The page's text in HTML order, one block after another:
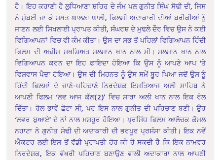
ਹੈ। ਇਹ ਕਹਾਣੀ ਹੈ ਲੁਧਿਆਣਾ ਸ਼ਹਿਰ ਦੇ ਜੰਮ ਪਲ ਗੁਨੀਤ ਸਿੰਘ ਸੋਢੀ ਦੀ, ਜਿਸ
ਨੇ ਮੁੰਬਈ ਜਾ ਕੇ ਸਖ਼ਤ ਘਾਲਣਾ ਘਾਲੀ, ਫ਼ਿਲਮੀ ਅਦਾਕਾਰੀ ਦੀਆਂ ਬਰੀਕੀਆਂ ਨੂੰ
ਜਾਣਨ ਲਈ ਸਿਖਲਾਈ ਪ੍ਰਾਪਤ ਕੀਤੀ, ਸੰਘਰਸ਼ ਦੇ ਮੁਢਲੇ ਦੌਰ ਵਿਚ ਉਸ ਨੇ ਕਈ
ਵਿਗਿਆਪਨਾਂ ਵਿਚ ਵੀ ਕੰਮ ਕੀਤਾ। ਉਸ ਦਾ ਸਭ ਤੋਂ ਪਹਿਲਾਂ ਵਿਗਿਆਪਨ ਹਿੰਦੀ
ਫਿਲਮ ਦੀ ਅਜ਼ੀਮ ਸਖਸ਼ਿਅਤ ਸਲਮਾਨ ਖਾਨ ਨਾਲ ਸੀ। ਸਲਮਾਨ ਖਾਨ ਨਾਲ
ਵਿਗਿਆਪਨ ਕਰਨ ਦਾ ਇਹ ਫਾਇਦਾ ਹੋਇਆ ਕਿ ਉਸ ਨੂੰ ਆਪਣੇ ਆਪ ‘ਤੇ
ਵਿਸ਼ਵਾਸ ਪੈਦਾ ਹੋਇਆ। ਉਸ ਦੀ ਮਿਹਨਤ ਨੂੰ ਉਸ ਸਮੇਂ ਬੂਰ ਪਿਆ ਜਦੋਂ ਉਸ ਨੂੰ
ਹਿੰਦੀ ਫਿਲਮਾਂ ਦੇ ਜਾਣੇ-ਪਹਿਚਾਣੇ ਨਿਰਦੇਸ਼ਕ ਇਮਤਿਆਜ ਅਲੀ ਸਾਹਿਬ ਨੇ
ਆਪਣੀ ਫਿਲਮ ‘ਲਵ ਆਜ ਕੱਲ(2)’ ਵਿਚ ਸਾਰਾ ਅਲੀ ਖਾਨ ਨਾਲ ਇਕ ਰੋਲ
ਦਿੱਤਾ। ਰੋਲ ਭਾਵੇਂ ਛੋਟਾ ਸੀ, ਪਰ ਇਸ ਨਾਲ ਗੁਨੀਤ ਦੀ ਪਹਿਚਾਣ ਬਣੀ। ਉਹ
‘ਲਵਰ ਬੁਆਏ’ ਦੇ ਨਾਂ ਨਾਲ ਮਸ਼ਹੂਰ ਹੋਇਆ। ਪ੍ਰਸਿੱਧ ਫਿਲਮ ਆਲੋਚਕ ਕੋਮਲ
ਨਹਾਟਾ ਨੇ ਗੁਨੀਤ ਸੋਢੀ ਦੀ ਅਦਾਕਾਰੀ ਦੀ ਭਰਪੂਰ ਪ੍ਰਸੰਸਾ ਕੀਤੀ। ਇਕ ਨਵੇਂ
ਐਕਟਰ ਲਈ ਇਸ ਤੋਂ ਵੱਡੀ ਪ੍ਰਾਪਤੀ ਹੋਰ ਕੀ ਹੋ ਸਕਦੀ ਹੈ ਕਿ ਇਕ ਨਾਮਵਰ
ਨਿਰਦੇਸ਼ਕ, ਇਕ ਵੱਖਰੀ ਪਹਿਚਾਣ ਬਣਾਉਣ ਵਾਲੀ ਅਦਾਕਾਰਾ ਨਾਲ ਆਪਣੀ